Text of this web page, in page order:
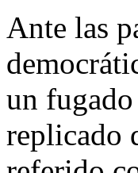
Ante las
un
replicado